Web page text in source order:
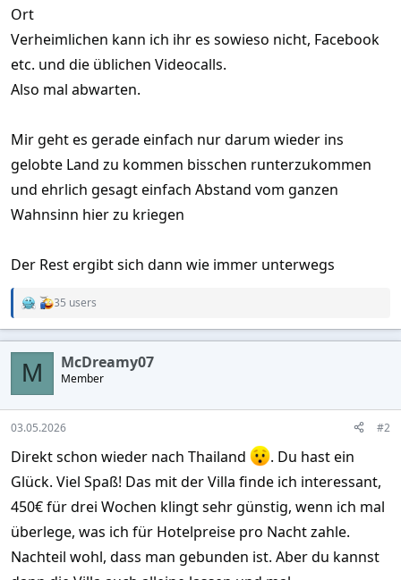
Ort
Verheimlichen kann ich ihr es sowieso nicht, Facebook
etc. und die üblichen Videocalls.
Also mal abwarten.
Mir geht es gerade einfach nur darum wieder ins
gelobte Land zu kommen bisschen runterzukommen
und ehrlich gesagt einfach Abstand vom ganzen
Wahnsinn hier zu kriegen
Der Rest ergibt sich dann wie immer unterwegs
R
c
t
o
n
s
:
35 users
M McDreamy07
Member
03.05.2026 #2
Direkt schon wieder nach Thailand
. Du hast ein
Glück. Viel Spaß! Das mit der Villa finde ich interessant,
450€ für drei Wochen klingt sehr günstig, wenn ich mal
überlege, was ich für Hotelpreise pro Nacht zahle.
Nachteil wohl, dass man gebunden ist. Aber du kannst